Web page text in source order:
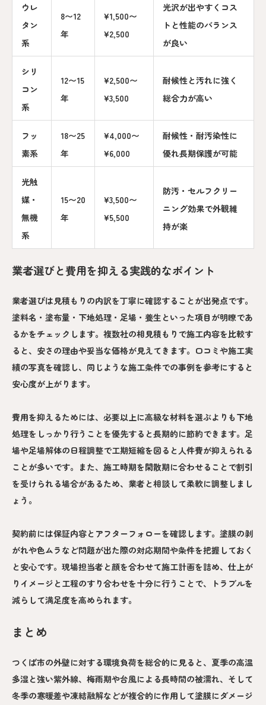
ウレ
タン
系
8〜12
年
¥1,500〜
¥2,500
光沢が出やすくコス
トと性能のバランス
が良い
シリ
コン
系
12〜15
年
¥2,500〜
¥3,500
耐候性と汚れに強く
総合力が高い
フッ
素系
18〜25
年
¥4,000〜
¥6,000
耐候性・耐汚染性に
優れ長期保護が可能
光触
媒・
無機
系
15〜20
年
¥3,500〜
¥5,500
防汚・セルフクリー
ニング効果で外観維
持が楽
業者選びと費用を抑える実践的なポイント
業者選びは見積もりの内訳を丁寧に確認することが出発点です。
塗料名・塗布量・下地処理・足場・養生といった項目が明瞭であ
るかをチェックします。複数社の相見積もりで施工内容を比較す
ると、安さの理由や妥当な価格が見えてきます。口コミや施工実
績の写真を確認し、同じような施工条件での事例を参考にすると
安心度が上がります。
費用を抑えるためには、必要以上に高級な材料を選ぶよりも下地
処理をしっかり行うことを優先すると長期的に節約できます。足
場や足場解体の日程調整で工期短縮を図ると人件費が抑えられる
ことが多いです。また、施工時期を閑散期に合わせることで割引
を受けられる場合があるため、業者と相談して柔軟に調整しまし
ょう。
契約前には保証内容とアフターフォローを確認します。塗膜の剥
がれや色ムラなど問題が出た際の対応期間や条件を把握しておく
と安心です。現場担当者と顔を合わせて施工計画を詰め、仕上が
りイメージと工程のすり合わせを十分に行うことで、トラブルを
減らして満足度を高められます。
まとめ
つくば市の外壁に対する環境負荷を総合的に見ると、夏季の高温
多湿と強い紫外線、梅雨期や台風による長時間の被濡れ、そして
冬季の寒暖差や凍結融解などが複合的に作用して塗膜にダメージ